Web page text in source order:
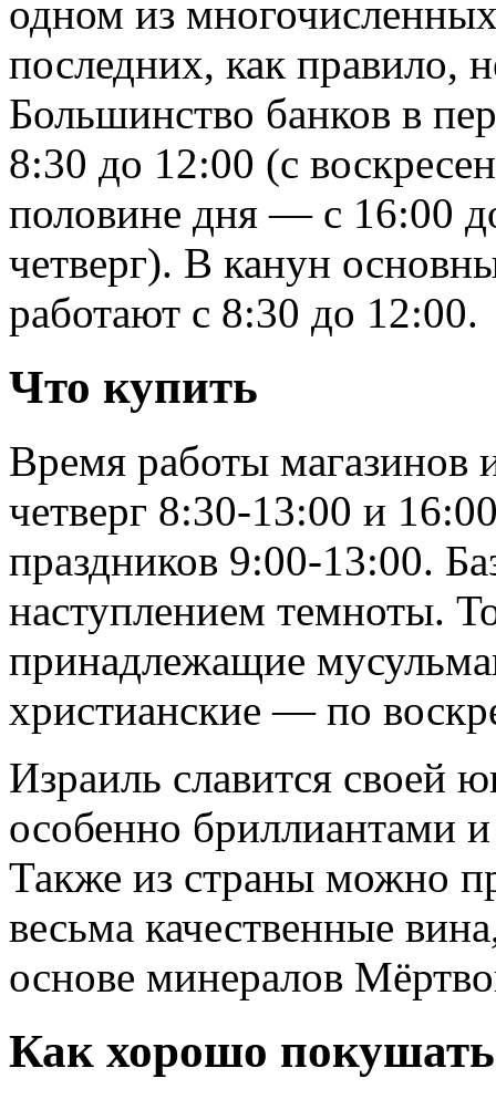
одном из
последних, как правило,
Большинство банков в
8:30 до 12:00 (с
половине дня — с 16:00
четверг). В канун
работают с 8:30 до 12:00.
Что купить
Время работы магазинов
четверг 8:30-13:00 и
праздников 9:00-13:00.
наступлением темноты.
принадлежащие
христианские — по
Израиль славится своей
особенно бриллиантами
Также из страны можно
весьма качественные
основе минералов
Как хорошо покушать